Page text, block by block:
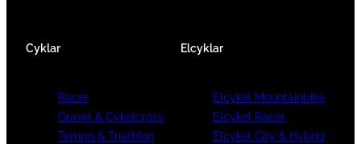
Cyklar
Racer
Gravel & Cykelcross
Tempo & Triathlon
Elcyklar
Elcykel Mountainbike
Elcykel Racer
Elcykel City & Hybrid